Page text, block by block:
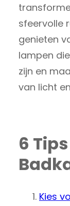
sfeervolle
genieten
lampen
zijn en
van licht
6
Kies